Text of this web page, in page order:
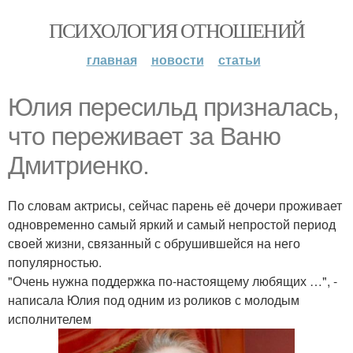
ПСИХОЛОГИЯ ОТНОШЕНИЙ
главная новости статьи
Юлия пересильд призналась,
что переживает за Ваню
Дмитриенко.
По словам актрисы, сейчас парень её дочери проживает
одновременно самый яркий и самый непростой период
своей жизни, связанный с обрушившейся на него
популярностью.
"Очень нужна поддержка по-настоящему любящих …", -
написала Юлия под одним из роликов с молодым
исполнителем